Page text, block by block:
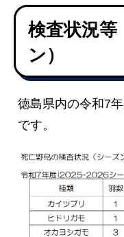
野
鳥
（
検
査
状
況
）
検査状況
ン）
徳島県内の令和7
です。